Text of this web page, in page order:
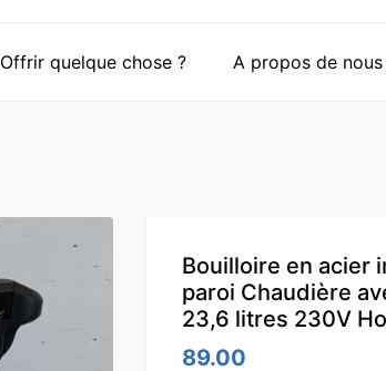
Offrir quelque chose ? A propos de nous
Bouilloire en acier
paroi Chaudière
23,6 litres 230V
89.00